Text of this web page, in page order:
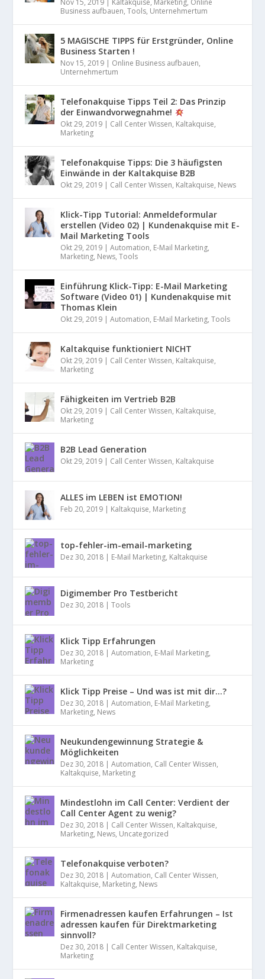
Nov 15, 2019 Kaltakquise, Marketing, Online
Business aufbauen,Tools, Unternehmertum
5 MAGISCHE TIPPS für Erstgründer, Online
Business Starten !
Nov 15, 2019 | Online Business aufbauen,
Unternehmertum
Telefonakquise Tipps Teil 2: Das Prinzip
der Einwandvorwegnahme!
Okt 29, 2019 | Call Center Wissen, Kaltakquise,
Marketing
Telefonakquise Tipps: Die 3 häufigsten
Einwände in der Kaltakquise B2B
Okt 29, 2019 | Call Center Wissen, Kaltakquise, News
Klick-Tipp Tutorial: Anmeldeformular
erstellen (Video 02) | Kundenakquise mit E-
Mail Marketing Tools
Okt 29, 2019 |Automation, E-Mail Marketing,
Marketing, News,Tools
Einführung Klick-Tipp: E-Mail Marketing
Software (Video 01) | Kundenakquise mit
Thomas Klein
Okt 29, 2019 |Automation, E-Mail Marketing,Tools
Kaltakquise funktioniert NICHT
Okt 29, 2019 | Call Center Wissen, Kaltakquise,
Marketing
Fähigkeiten im Vertrieb B2B
Okt 29, 2019 | Call Center Wissen, Kaltakquise,
Marketing
B2B Lead Generation
Okt 29, 2019 | Call Center Wissen, Kaltakquise
ALLES im LEBEN ist EMOTION!
Feb 20, 2019 | Kaltakquise, Marketing
top-fehler-im-email-marketing
Dez 30, 2018 | E-Mail Marketing, Kaltakquise
Digimember Pro Testbericht
Dez 30, 2018 |Tools
Klick Tipp Erfahrungen
Dez 30, 2018 |Automation, E-Mail Marketing,
Marketing
Klick Tipp Preise – Und was ist mit dir…?
Dez 30, 2018 |Automation, E-Mail Marketing,
Marketing, News
Neukundengewinnung Strategie &
Möglichkeiten
Dez 30, 2018 |Automation, Call Center Wissen,
Kaltakquise, Marketing
Mindestlohn im Call Center: Verdient der
Call Center Agent zu wenig?
Dez 30, 2018 | Call Center Wissen, Kaltakquise,
Marketing, News, Uncategorized
Telefonakquise verboten?
Dez 30, 2018 |Automation, Call Center Wissen,
Kaltakquise, Marketing, News
Firmenadressen kaufen Erfahrungen – Ist
adressen kaufen für Direktmarketing
sinnvoll?
Dez 30, 2018 | Call Center Wissen, Kaltakquise,
Marketing